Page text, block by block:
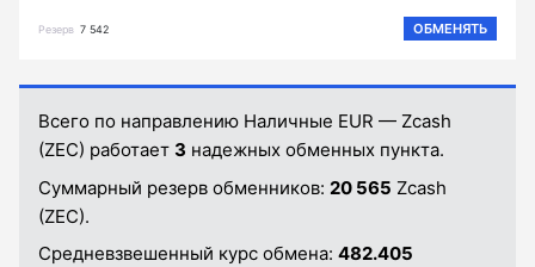
Резерв 7 542 ОБМЕНЯТЬ
Всего по направлению Наличные EUR — Zcash
(ZEC) работает 3 надежных обменных пункта.
Суммарный резерв обменников: 20 565 Zcash
(ZEC).
Средневзвешенный курс обмена: 482.405